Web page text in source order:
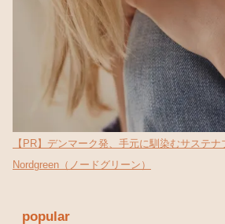
【PR】デンマーク発、手元に馴染むサステナ
Nordgreen（ノードグリーン）
popular